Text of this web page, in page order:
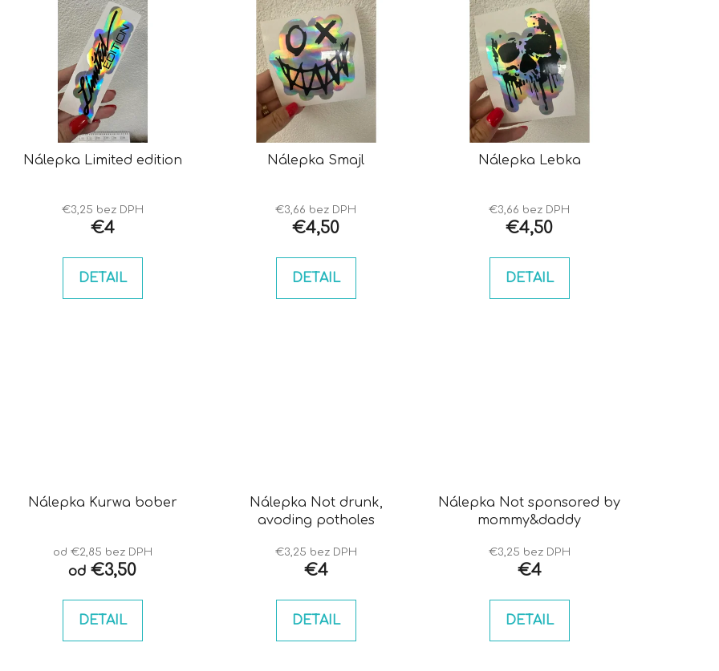
Nálepka Limited edition
€3,25 bez DPH
€4
DETAIL
Nálepka Smajl
€3,66 bez DPH
€4,50
DETAIL
Nálepka Lebka
€3,66 bez DPH
€4,50
DETAIL
Nálepka Kurwa bober
od €2,85 bez DPH
od €3,50
DETAIL
Nálepka Not drunk,
avoding potholes
€3,25 bez DPH
€4
DETAIL
Nálepka Not sponsored by
mommy&daddy
€3,25 bez DPH
€4
DETAIL